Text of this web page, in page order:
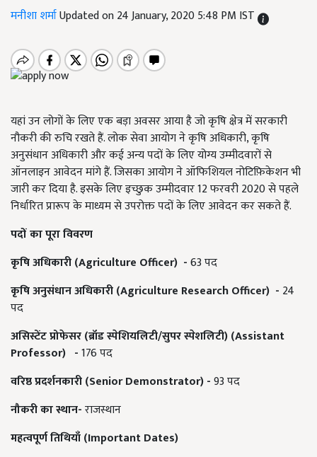
मनीशा शर्माUpdated on 24 January, 2020 5:48 PM IST
यहां उन लोगों के लिए एक बड़ा अवसर आया है जो कृषि क्षेत्र में सरकारी
नौकरी की रुचि रखते हैं. लोक सेवा आयोग ने कृषि अधिकारी, कृषि
अनुसंधान अधिकारी और कई अन्य पदों के लिए योग्य उम्मीदवारों से
ऑनलाइन आवेदन मांगे हैं. जिसका आयोग ने ऑफिशियल नोटिफ़िकेशन भी
जारी कर दिया है. इसके लिए इच्छुक उम्मीदवार 12 फरवरी 2020 से पहले
निर्धारित प्रारूप के माध्यम से उपरोक्त पदों के लिए आवेदन कर सकते हैं.
पदों का पूरा विवरण
कृषि अधिकारी (Agriculture Officer) -63 पद
कृषि अनुसंधान अधिकारी (Agriculture Research Officer) - 24
पद
असिस्टेंट प्रोफेसर (ब्रॉड स्पेशियलिटी/सुपर स्पेशलिटी) (Assistant
Professor) -176 पद
वरिष्ठ प्रदर्शनकारी (Senior Demonstrator) -93 पद
नौकरी का स्थान-राजस्थान
महत्वपूर्ण तिथियाँ(Important Dates)